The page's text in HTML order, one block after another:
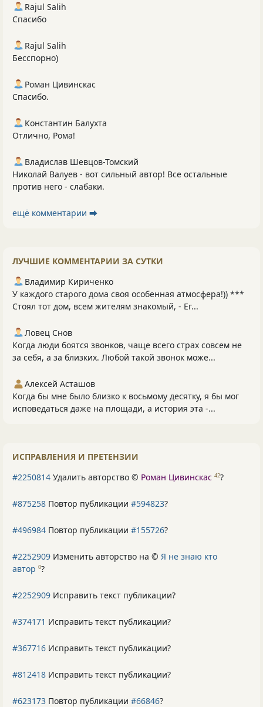
Rajul Salih
Спасибо
Rajul Salih
Бесспорно)
Роман Цивинскас
Спасибо.
Константин Балухта
Отлично, Рома!
Владислав Шевцов-Томский
Николай Валуев - вот сильный автор! Все остальные
против него - слабаки.
ещё комментарии ⮕
ЛУЧШИЕ КОММЕНТАРИИ ЗА СУТКИ
Владимир Кириченко
У каждого старого дома своя особенная атмосфера!)) ***
Стоял тот дом, всем жителям знакомый, - Ег...
Ловец Снов
Когда люди боятся звонков, чаще всего страх совсем не
за себя, а за близких. Любой такой звонок може...
Алексей Асташов
Когда бы мне было близко к восьмому десятку, я бы мог
исповедаться даже на площади, а история эта -...
ИСПРАВЛЕНИЯ И ПРЕТЕНЗИИ
#2250814 Удалить авторство © Роман Цивинскас 42?
#875258 Повтор публикации #594823?
#496984 Повтор публикации #155726?
#2252909 Изменить авторство на © Я не знаю кто
автор 0?
#2252909 Исправить текст публикации?
#374171 Исправить текст публикации?
#367716 Исправить текст публикации?
#812418 Исправить текст публикации?
#623173 Повтор публикации #66846?